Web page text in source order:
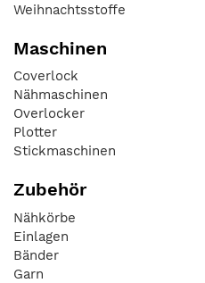
Weihnachtsstoffe
Maschinen
Coverlock
Nähmaschinen
Overlocker
Plotter
Stickmaschinen
Zubehör
Nähkörbe
Einlagen
Bänder
Garn